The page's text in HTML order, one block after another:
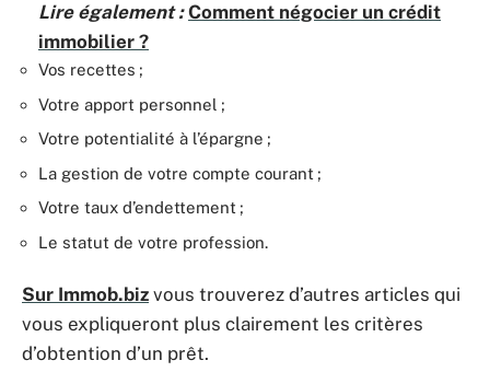
Lire également : Comment négocier un crédit
immobilier ?
Vos recettes ;
Votre apport personnel ;
Votre potentialité à l’épargne ;
La gestion de votre compte courant ;
Votre taux d’endettement ;
Le statut de votre profession.
Sur Immob.biz vous trouverez d’autres articles qui
vous expliqueront plus clairement les critères
d’obtention d’un prêt.